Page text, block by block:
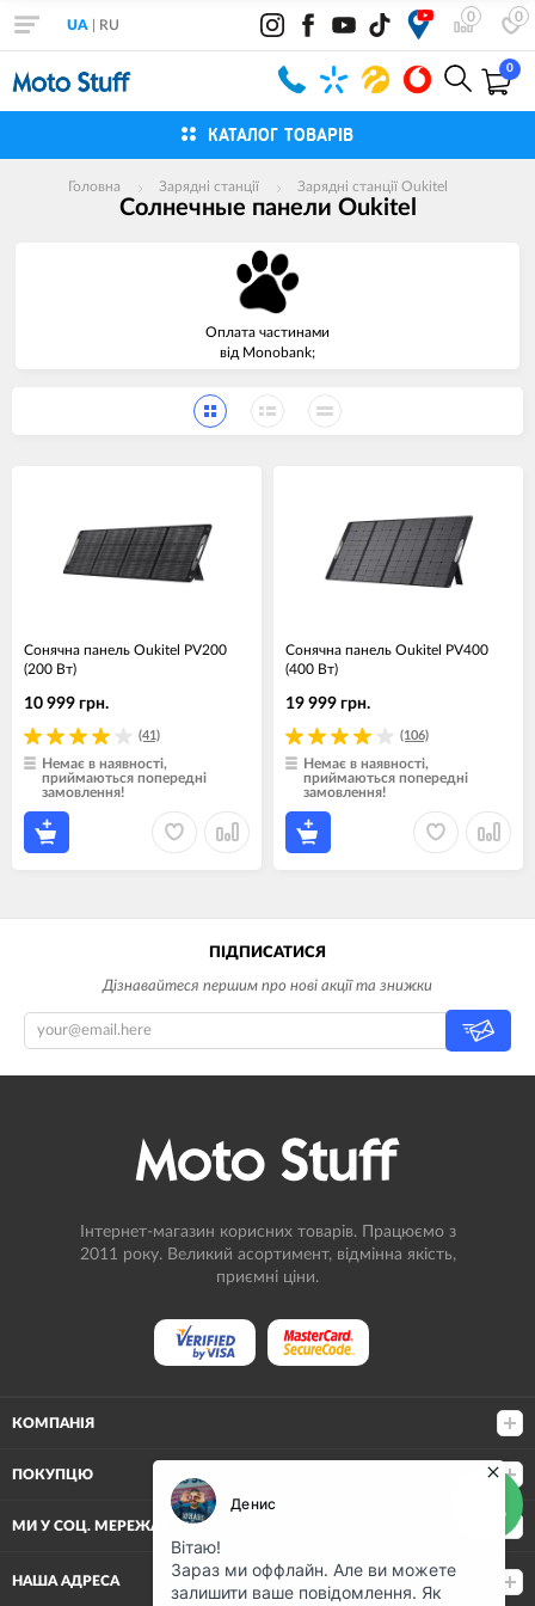
0 0
UA RU
0
КАТАЛОГ ТОВАРІВ
Головна Зарядні станції Зарядні станції Oukitel
Солнечные панели Oukitel
Оплата частинами
від Monobank;
Сонячна панель Oukitel PV200
(200 Вт)
(41)
10 999 грн.
Немає в наявності,
приймаються попередні
замовлення!
Сонячна панель Oukitel PV400
(400 Вт)
(106)
19 999 грн.
Немає в наявності,
приймаються попередні
замовлення!
ПІДПИСАТИСЯ
Дізнавайтеся першим про нові акції та знижки
Інтернет-магазин корисних товарів. Працюємо з
2011 року. Великий асортимент, відмінна якість,
приємні ціни.
КОМПАНІЯ
ПОКУПЦЮ
МИ У СОЦ. МЕРЕЖАХ
НАША АДРЕСА